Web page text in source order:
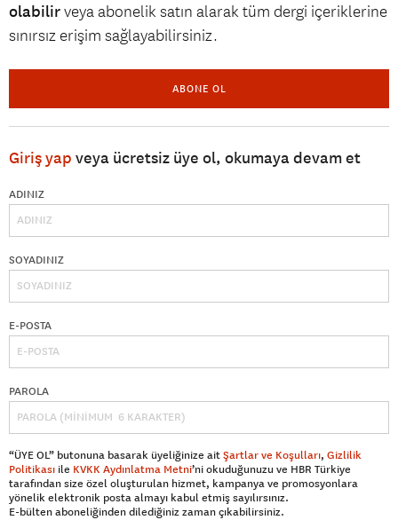
olabilirveya abonelik satın alarak tüm dergi içeriklerine
sınırsız erişim sağlayabilirsiniz.
ABONE OL
Giriş yap veya ücretsiz üye ol, okumaya devam et
ADINIZ
SOYADINIZ
E-POSTA
PAROLA
“ÜYE OL” butonuna basarak üyeliğinize aitŞartlar ve Koşulları, Gizlilik
Politikası ile KVKK Aydınlatma Metni’ni okuduğunuzu ve HBR Türkiye
tarafından size özel oluşturulan hizmet, kampanya ve promosyonlara
yönelik elektronik posta almayı kabul etmiş sayılırsınız.
E-bülten aboneliğinden dilediğiniz zaman çıkabilirsiniz.